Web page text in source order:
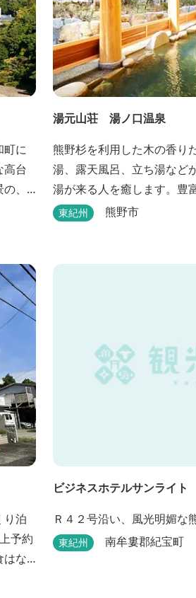
町に
台
、
温
山・
セス
湯元山荘 湯ノ口温泉
熊野杉を利用した木の香り
湯、露天風呂、立ち湯など
湯が来る人を癒します。豊
で、日帰り入浴はもちろん
東紀州 熊野市
り泊
予約
はな
方
ビジネスホテルサンライト
Ｒ４２号沿い、風光明媚な
東紀州 南牟婁郡紀宝町